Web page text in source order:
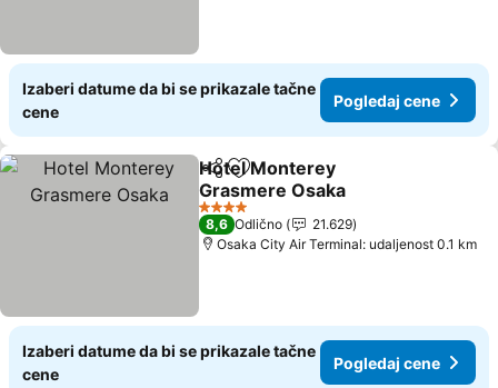
Izaberi datume da bi se prikazale tačne
cene
Pogledaj cene
Deli Dodati u favorite
Hotel Monterey
Grasmere Osaka
Pogledaj cene
4 Zvezdice
8,6 Odlično
21.629
Osaka City Air Terminal: udaljenost 0.1 km
Izaberi datume da bi se prikazale tačne
cene
Pogledaj cene